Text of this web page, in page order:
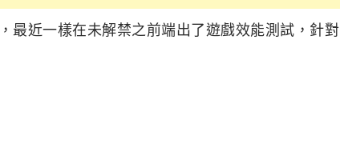
近一樣在未解禁之前端出了遊戲效能測試，針對